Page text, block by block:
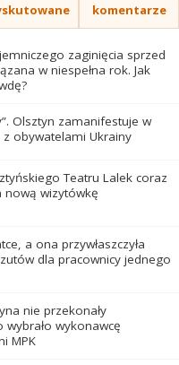
komentarze
zaginięcia sprzed
w niespełna rok. Jak
Olsztyn zamanifestuje w
z obywatelami Ukrainy
Teatru Lalek coraz
nową wizytówkę
a ona przywłaszczyła
dla pracownicy jednego
nie przekonały
wykonawcę
MPK